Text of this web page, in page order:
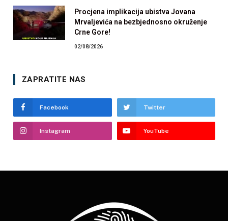
Procjena implikacija ubistva Jovana
Mrvaljevića na bezbjednosno okruženje
Crne Gore!
02/08/2026
ZAPRATITE NAS
Facebook Twitter
Instagram YouTube